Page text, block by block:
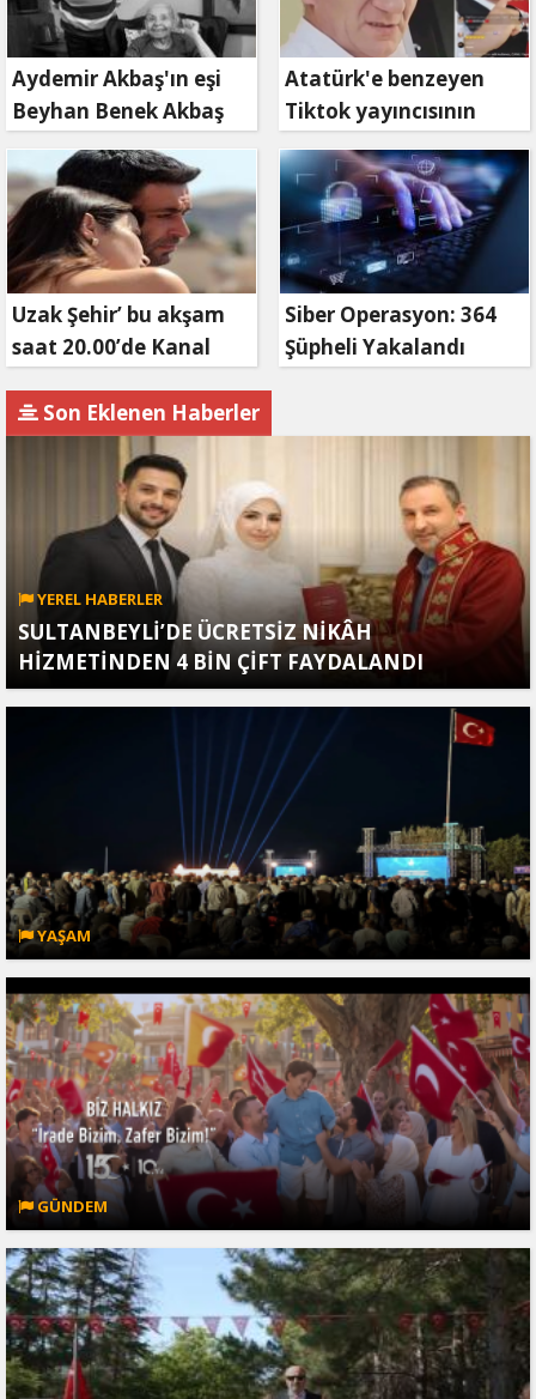
Aydemir Akbaş'ın eşi
Beyhan Benek Akbaş
hayatını kaybetti
Atatürk'e benzeyen
Tiktok yayıncısının
Keriz avı
Uzak Şehir’ bu akşam
saat 20.00’de Kanal
Siber Operasyon: 364
Şüpheli Yakalandı
Son Eklenen Haberler
YEREL HABERLER
SULTANBEYLİ’DE ÜCRETSİZ NİKÂH
HİZMETİNDEN 4 BİN ÇİFT FAYDALANDI
YAŞAM
GÜNDEM